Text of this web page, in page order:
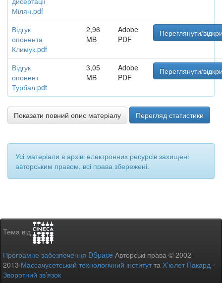
Мілян.pdf
Відгук
опонента
Климук.pdf
2,96
MB
Adobe
PDF
Переглянути/
Відгук
опонент
Турбал.pdf
3,05
MB
Adobe
PDF
Переглянути/
Показати повний опис матеріалу Перегляд статистики
Усі матеріали в архіві електронних ресурсів захищені
авторським правом, всі права збережені.
Тема від
Програмне забезпечення DSpace Авторські права © 2002-
2013 Массачусетський технологічний інститутта Х’юлет Пакард -
Зворотний зв’язок